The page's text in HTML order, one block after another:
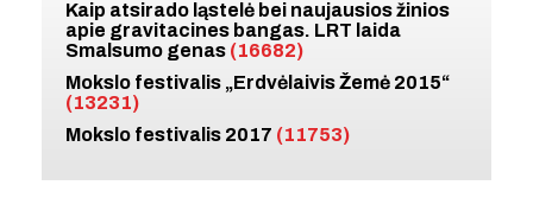
Kaip atsirado ląstelė bei naujausios žinios
apie gravitacines bangas. LRT laida
Smalsumo genas (16682)
Mokslo festivalis „Erdvėlaivis Žemė 2015“
(13231)
Mokslo festivalis 2017 (11753)